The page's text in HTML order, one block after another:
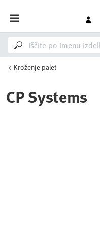
Kroženje palet
CP Systems